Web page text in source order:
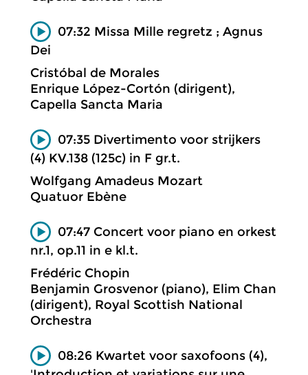
07:32 Missa Mille regretz ; Agnus
Dei
Cristóbal de Morales
Enrique López-Cortón (dirigent),
Capella Sancta Maria
07:35 Divertimento voor strijkers
(4) KV.138 (125c) in F gr.t.
Wolfgang Amadeus Mozart
Quatuor Ebène
07:47 Concert voor piano en orkest
nr.1, op.11 in e kl.t.
Frédéric Chopin
Benjamin Grosvenor (piano), Elim Chan
(dirigent), Royal Scottish National
Orchestra
08:26 Kwartet voor saxofoons (4),